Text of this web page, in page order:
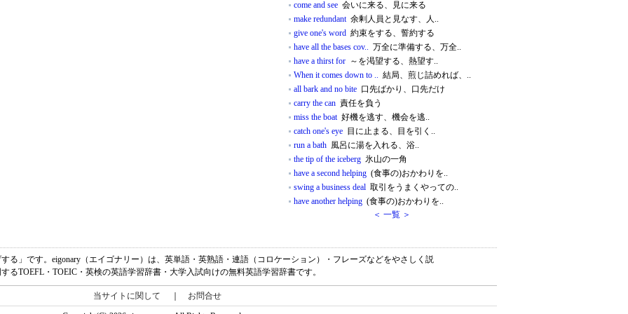
come and see 会いに来る、見に来る
make redundant余剰人員と見なす、人..
give one's word 約束をする、誓約する
have all the bases cov.. 万全に準備する、万全..
have a thirst for ～を渇望する、熱望す..
When it comes down to .. 結局、煎じ詰めれば、..
all bark and no bite 口先ばかり、口先だけ
carry the can 責任を負う
miss the boat好機を逃す、機会を逃..
catch one's eye 目に止まる、目を引く..
run a bath 風呂に湯を入れる、浴..
the tip of the iceberg 氷山の一角
have a second helping (食事の)おかわりを..
swing a business deal 取引をうまくやっての..
have another helping (食事の)おかわりを..
＜ 一覧 ＞
する」です。eigonary（エイゴナリー）は、英単語・英熟語・連語（コロケーション）・フレーズなどをやさしく説
るTOEFL・TOEIC・英検の英語学習辞書・大学入試向けの無料英語学習辞書です。
当サイトに関して お問合せ